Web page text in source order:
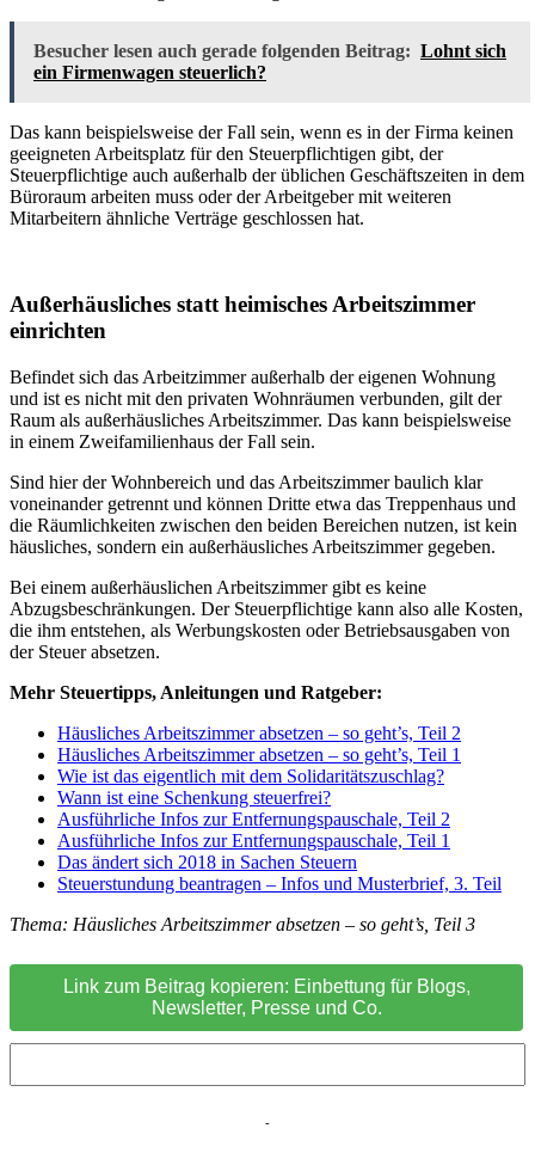
Besucher lesen auch gerade folgenden Beitrag: Lohnt sich
ein Firmenwagen steuerlich?
Das kann beispielsweise der Fall sein, wenn es in der Firma keinen
geeigneten Arbeitsplatz für den Steuerpflichtigen gibt, der
Steuerpflichtige auch außerhalb der üblichen Geschäftszeiten in dem
Büroraum arbeiten muss oder der Arbeitgeber mit weiteren
Mitarbeitern ähnliche Verträge geschlossen hat.
Außerhäusliches statt heimisches Arbeitszimmer
einrichten
Befindet sich das Arbeitzimmer außerhalb der eigenen Wohnung
und ist es nicht mit den privaten Wohnräumen verbunden, gilt der
Raum als außerhäusliches Arbeitszimmer. Das kann beispielsweise
in einem Zweifamilienhaus der Fall sein.
Sind hier der Wohnbereich und das Arbeitszimmer baulich klar
voneinander getrennt und können Dritte etwa das Treppenhaus und
die Räumlichkeiten zwischen den beiden Bereichen nutzen, ist kein
häusliches, sondern ein außerhäusliches Arbeitszimmer gegeben.
Bei einem außerhäuslichen Arbeitszimmer gibt es keine
Abzugsbeschränkungen. Der Steuerpflichtige kann also alle Kosten,
die ihm entstehen, als Werbungskosten oder Betriebsausgaben von
der Steuer absetzen.
Mehr Steuertipps, Anleitungen und Ratgeber:
Häusliches Arbeitszimmer absetzen – so geht’s, Teil 2
Häusliches Arbeitszimmer absetzen – so geht’s, Teil 1
Wie ist das eigentlich mit dem Solidaritätszuschlag?
Wann ist eine Schenkung steuerfrei?
Ausführliche Infos zur Entfernungspauschale, Teil 2
Ausführliche Infos zur Entfernungspauschale, Teil 1
Das ändert sich 2018 in Sachen Steuern
Steuerstundung beantragen – Infos und Musterbrief, 3. Teil
Thema: Häusliches Arbeitszimmer absetzen – so geht’s, Teil 3
Link zum Beitrag kopieren: Einbettung für Blogs,
Newsletter, Presse und Co.
-